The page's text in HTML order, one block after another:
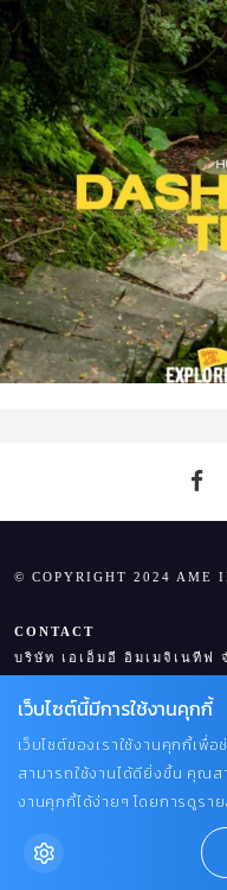
© COPYRIGHT 2024 AME
CONTACT
บริษัท เอเอ็มอี อิมเมจิเนทีฟ
TEL : 0-2422-9999 ต่อ 4244
EMAIL :
เว็บไซต์นี้มีการใช้งานคุกกี้
เว็บไซต์ของเราใช้งานคุกกี้เพื่
สามารถใช้งานได้ดียิ่งขึ้น คุณ
งานคุกกี้ได้ง่ายๆ โดยการดูรา